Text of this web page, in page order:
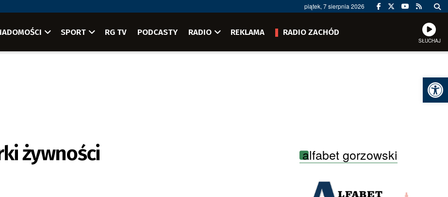
piątek, 7 sierpnia 2026
SPORT RG TV PODCASTY RADIO REKLAMA RADIO ZACHÓD
SŁUCHAJ
żywności alfabet gorzowski